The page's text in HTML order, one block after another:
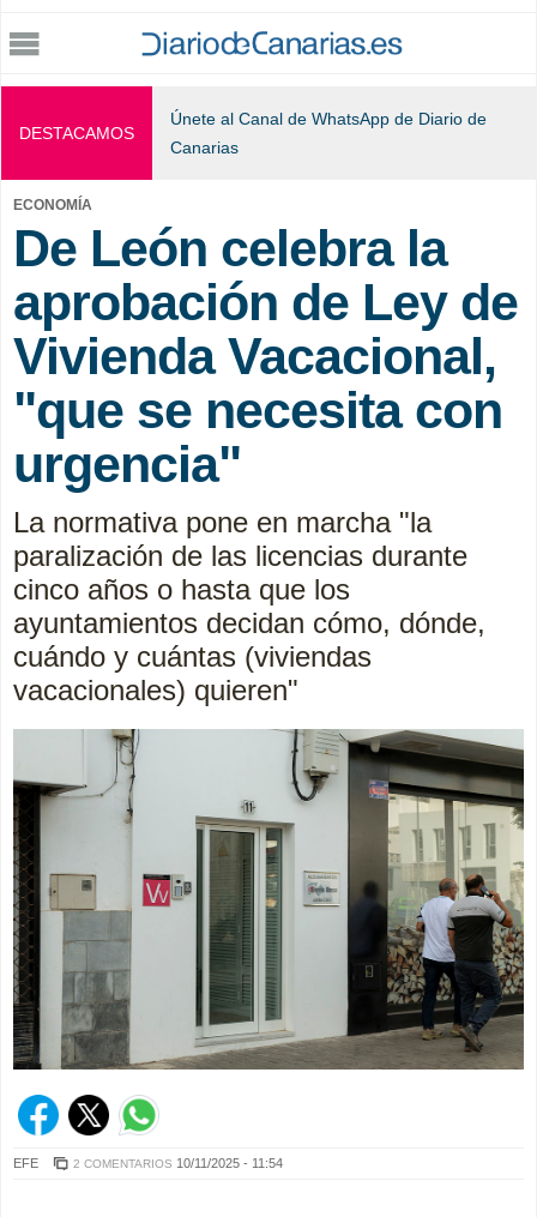
DESTACAMOS
Únete al Canal de WhatsApp de Diario de
Canarias
ECONOMÍA
De León celebra la
aprobación de Ley de
Vivienda Vacacional,
"que se necesita con
urgencia"
La normativa pone en marcha "la
paralización de las licencias durante
cinco años o hasta que los
ayuntamientos decidan cómo, dónde,
cuándo y cuántas (viviendas
vacacionales) quieren"
EFE 2 COMENTARIOS 10/11/2025 - 11:54